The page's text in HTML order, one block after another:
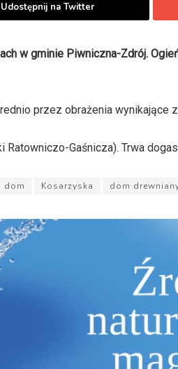
Udostępnij na Twitter
w gminie Piwniczna-Zdrój.
przez obrażenia wynikające
Gaśnicza). Trwa
dom Kosarzyska dom